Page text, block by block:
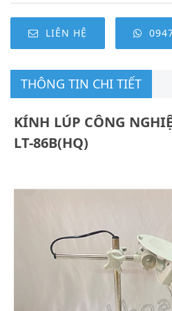
LIÊN HỆ
THÔNG TIN CHI TIẾT
KÍNH LÚP CÔNG
LT-86B(HQ)